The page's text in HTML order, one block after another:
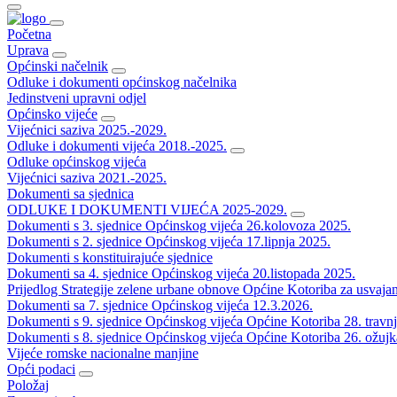
Početna
Uprava
Općinski načelnik
Odluke i dokumenti općinskog načelnika
Jedinstveni upravni odjel
Općinsko vijeće
Vijećnici saziva 2025.-2029.
Odluke i dokumenti vijeća 2018.-2025.
Odluke općinskog vijeća
Vijećnici saziva 2021.-2025.
Dokumenti sa sjednica
ODLUKE I DOKUMENTI VIJEĆA 2025-2029.
Dokumenti s 3. sjednice Općinskog vijeća 26.kolovoza 2025.
Dokumenti s 2. sjednice Općinskog vijeća 17.lipnja 2025.
Dokumenti s konstituirajuće sjednice
Dokumenti sa 4. sjednice Općinskog vijeća 20.listopada 2025.
Prijedlog Strategije zelene urbane obnove Općine Kotoriba za
Dokumenti sa 7. sjednice Općinskog vijeća 12.3.2026.
Dokumenti s 9. sjednice Općinskog vijeća Općine Kotoriba 28.
Dokumenti s 8. sjednice Općinskog vijeća Općine Kotoriba 26.
Vijeće romske nacionalne manjine
Opći podaci
Položaj